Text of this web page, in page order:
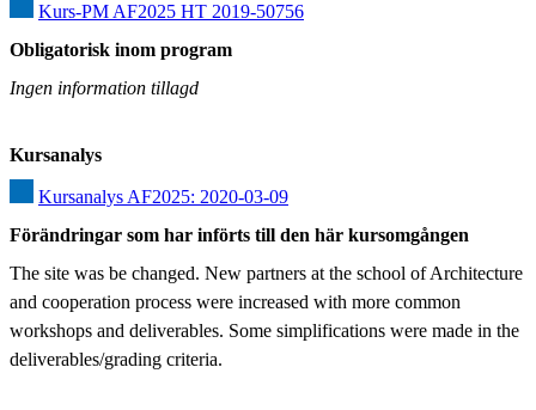
Kurs-PM AF2025 HT 2019-50756
Obligatorisk inom program
Ingen information tillagd
Kursanalys
Kursanalys AF2025: 2020-03-09
Förändringar som har införts till den här kursomgången
The site was be changed. New partners at the school of Architecture
and cooperation process were increased with more common
workshops and deliverables. Some simplifications were made in the
deliverables/grading criteria.